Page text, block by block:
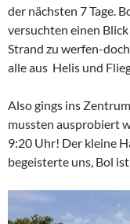
der nächsten 7 Tage.
versuchten einen
Strand zu werfen-
alle aus Helis und
Also gings ins
mussten ausprobiert
9:20 Uhr! Der kleine
begeisterte uns, Bol